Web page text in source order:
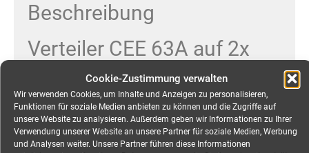
Cookie-Zustimmung verwalten
Wir verwenden Cookies, um Inhalte und Anzeigen zu personalisieren,
Funktionen für soziale Medien anbieten zu können und die Zugriffe auf
unsere Website zu analysieren. Außerdem geben wir Informationen zu Ihrer
Verwendung unserer Website an unsere Partner für soziale Medien, Werbung
und Analysen weiter. Unsere Partner führen diese Informationen
Beschreibung
Verteiler CEE 63A auf 2x
CEE 32A, mit RCD mieten
Robuster Event-Stromverteiler für Messe, Event,
Open-Air, Veranstaltungen jeglicher Art.